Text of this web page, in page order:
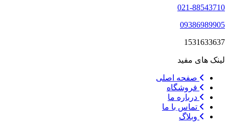
021-88543710
09386989905
1531633637
لینک های مفید
صفحه اصلی
فروشگاه
درباره ما
تماس با ما
وبلاگ